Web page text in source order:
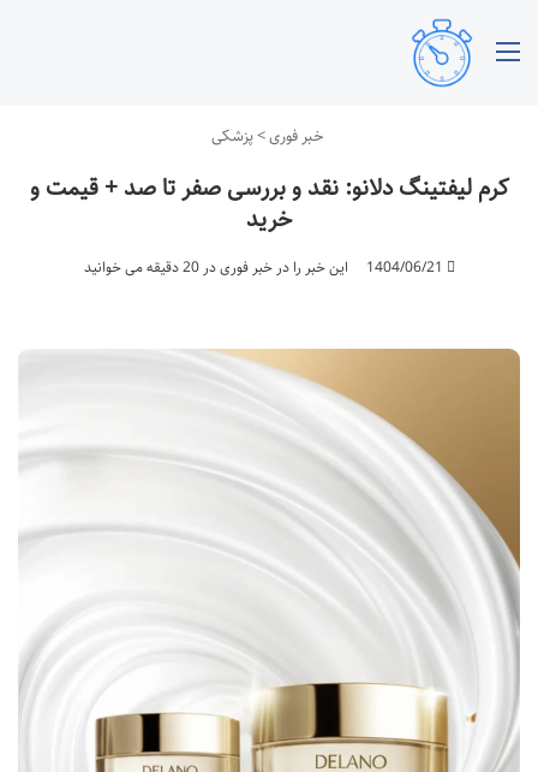
خبر فوری>پزشکی
کرم لیفتینگ دلانو: نقد و بررسی صفر تا صد + قیمت و
خرید
1404/06/21 این خبر را در خبر فوری در 20 دقیقه می خوانید